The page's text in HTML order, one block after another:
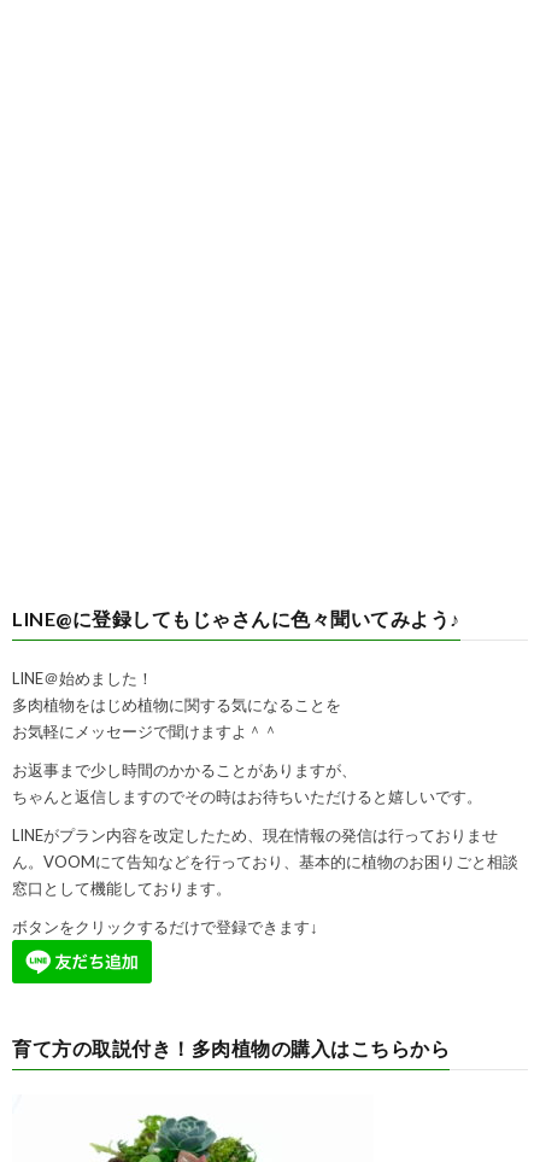
LINE@に登録してもじゃさんに色々聞いてみよう♪
LINE＠始めました！
多肉植物をはじめ植物に関する気になることを
お気軽にメッセージで聞けますよ＾＾
お返事まで少し時間のかかることがありますが、
ちゃんと返信しますのでその時はお待ちいただけると嬉しいです。
LINEがプラン内容を改定したため、現在情報の発信は行っておりませ
ん。VOOMにて告知などを行っており、基本的に植物のお困りごと相談
窓口として機能しております。
ボタンをクリックするだけで登録できます↓
育て方の取説付き！多肉植物の購入はこちらから